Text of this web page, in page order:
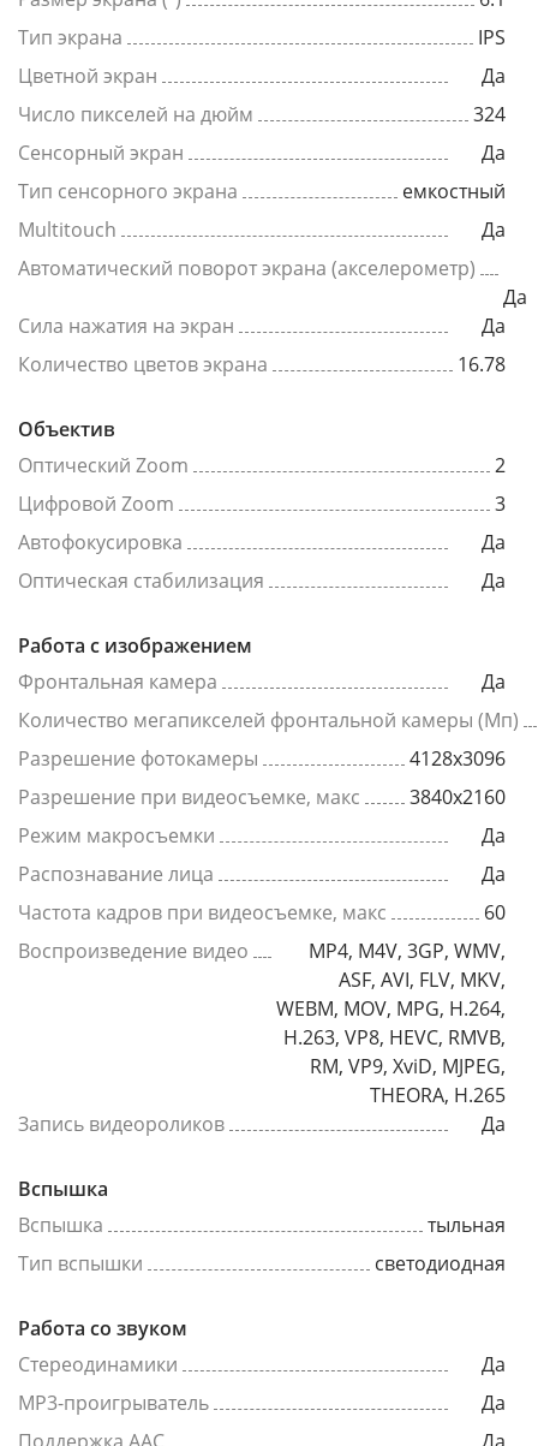
Тип экрана
IPS
Цветной экран
Да
Число пикселей на дюйм
324
Сенсорный экран
Да
Тип сенсорного экрана
емкостный
Multitouch
Да
Автоматический поворот экрана (акселерометр)
Да
Сила нажатия на экран
Да
Количество цветов экрана
16.78
Объектив
Оптический Zoom
2
Цифровой Zoom
3
Автофокусировка
Да
Оптическая стабилизация
Да
Работа с изображением
Фронтальная камера
Да
Количество мегапикселей фронтальной камеры (Мп)
Разрешение фотокамеры
4128х3096
Разрешение при видеосъемке, макс
3840x2160
Режим макросъемки
Да
Распознавание лица
Да
Частота кадров при видеосъемке, макс
60
Воспроизведение видео
MP4, M4V, 3GP, WMV,
ASF, AVI, FLV, MKV,
WEBM, MOV, MPG, H.264,
H.263, VP8, HEVC, RMVB,
RM, VP9, XviD, MJPEG,
THEORA, H.265
Запись видеороликов
Да
Вспышка
Вспышка
тыльная
Тип вспышки
светодиодная
Работа со звуком
Стереодинамики
Да
MP3-проигрыватель
Да